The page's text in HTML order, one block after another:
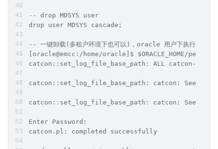
-- drop MDSYS user
drop user MDSYS cascade;
-- 一键卸载(多租户环境下也可以)，oracle 用户下执行，不
[oracle@emcc:/home/oracle]$ $ORACLE_HOME/
catcon::set_log_file_base_path: ALL catcon-
catcon::set_log_file_base_path: catcon: See [/
catcon::set_log_file_base_path: catcon: See
Enter Password:
catcon.pl: completed successfully